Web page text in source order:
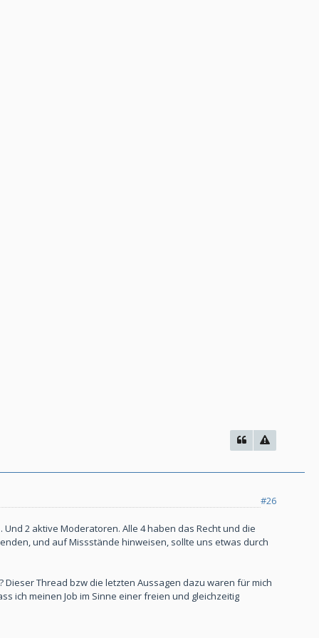
#26
2 aktive Moderatoren. Alle 4 haben das Recht und die
und auf Missstände hinweisen, sollte uns etwas durch
Thread bzw die letzten Aussagen dazu waren für mich
ich meinen Job im Sinne einer freien und gleichzeitig